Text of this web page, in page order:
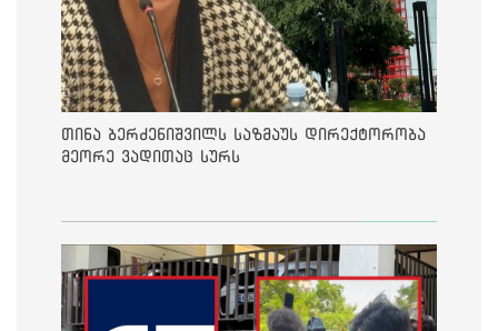
თინა ბერძენიშვილს საზმაუს დირექტორობა
მეორე ვადითაც სურს